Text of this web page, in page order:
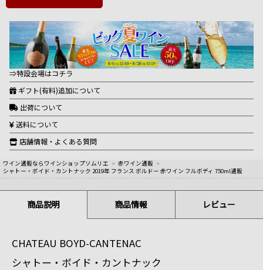
⇒特設会場はコチラ
ギフト(有料)追加について
出荷について
送料について
店舗情報・よくある質問
ワイン通販ならワインショップソムリエ > 赤ワイン通販 >
シャトー・ボイド・カントナック 2019年 フランス ボルドー 赤ワイン フルボディ 750ml通販
商品説明 商品情報 レビュー
CHATEAU BOYD-CANTENAC
シャトー・ボイド・カントナック